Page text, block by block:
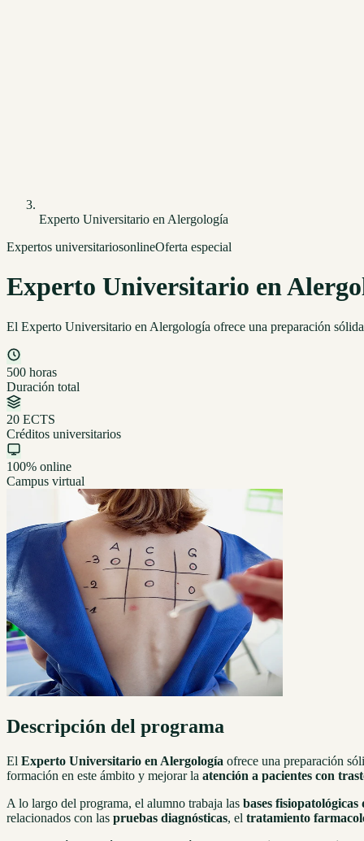
Experto Universitario en Alergología
Expertos universitariosonlineOferta especial
Experto Universitario en
El Experto Universitario en Alergología ofrece una preparación
500 horas
Duración total
20 ECTS
Créditos universitarios
100% online
Campus virtual
Descripción del programa
El Experto Universitario en Alergología ofrece una preparación
formación en este ámbito y mejorar la atención a pacientes con
A lo largo del programa, el alumno trabaja las bases fisiopatológicas
relacionados con las pruebas diagnósticas, el tratamiento